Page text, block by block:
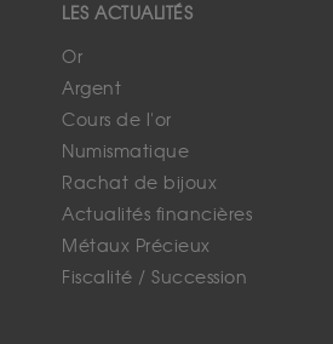
LES ACTUALITÉS
Or
Argent
Cours de l'or
Numismatique
Rachat de bijoux
Actualités financières
Métaux Précieux
Fiscalité / Succession